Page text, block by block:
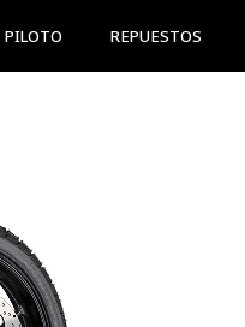
PILOTO REPUESTOS